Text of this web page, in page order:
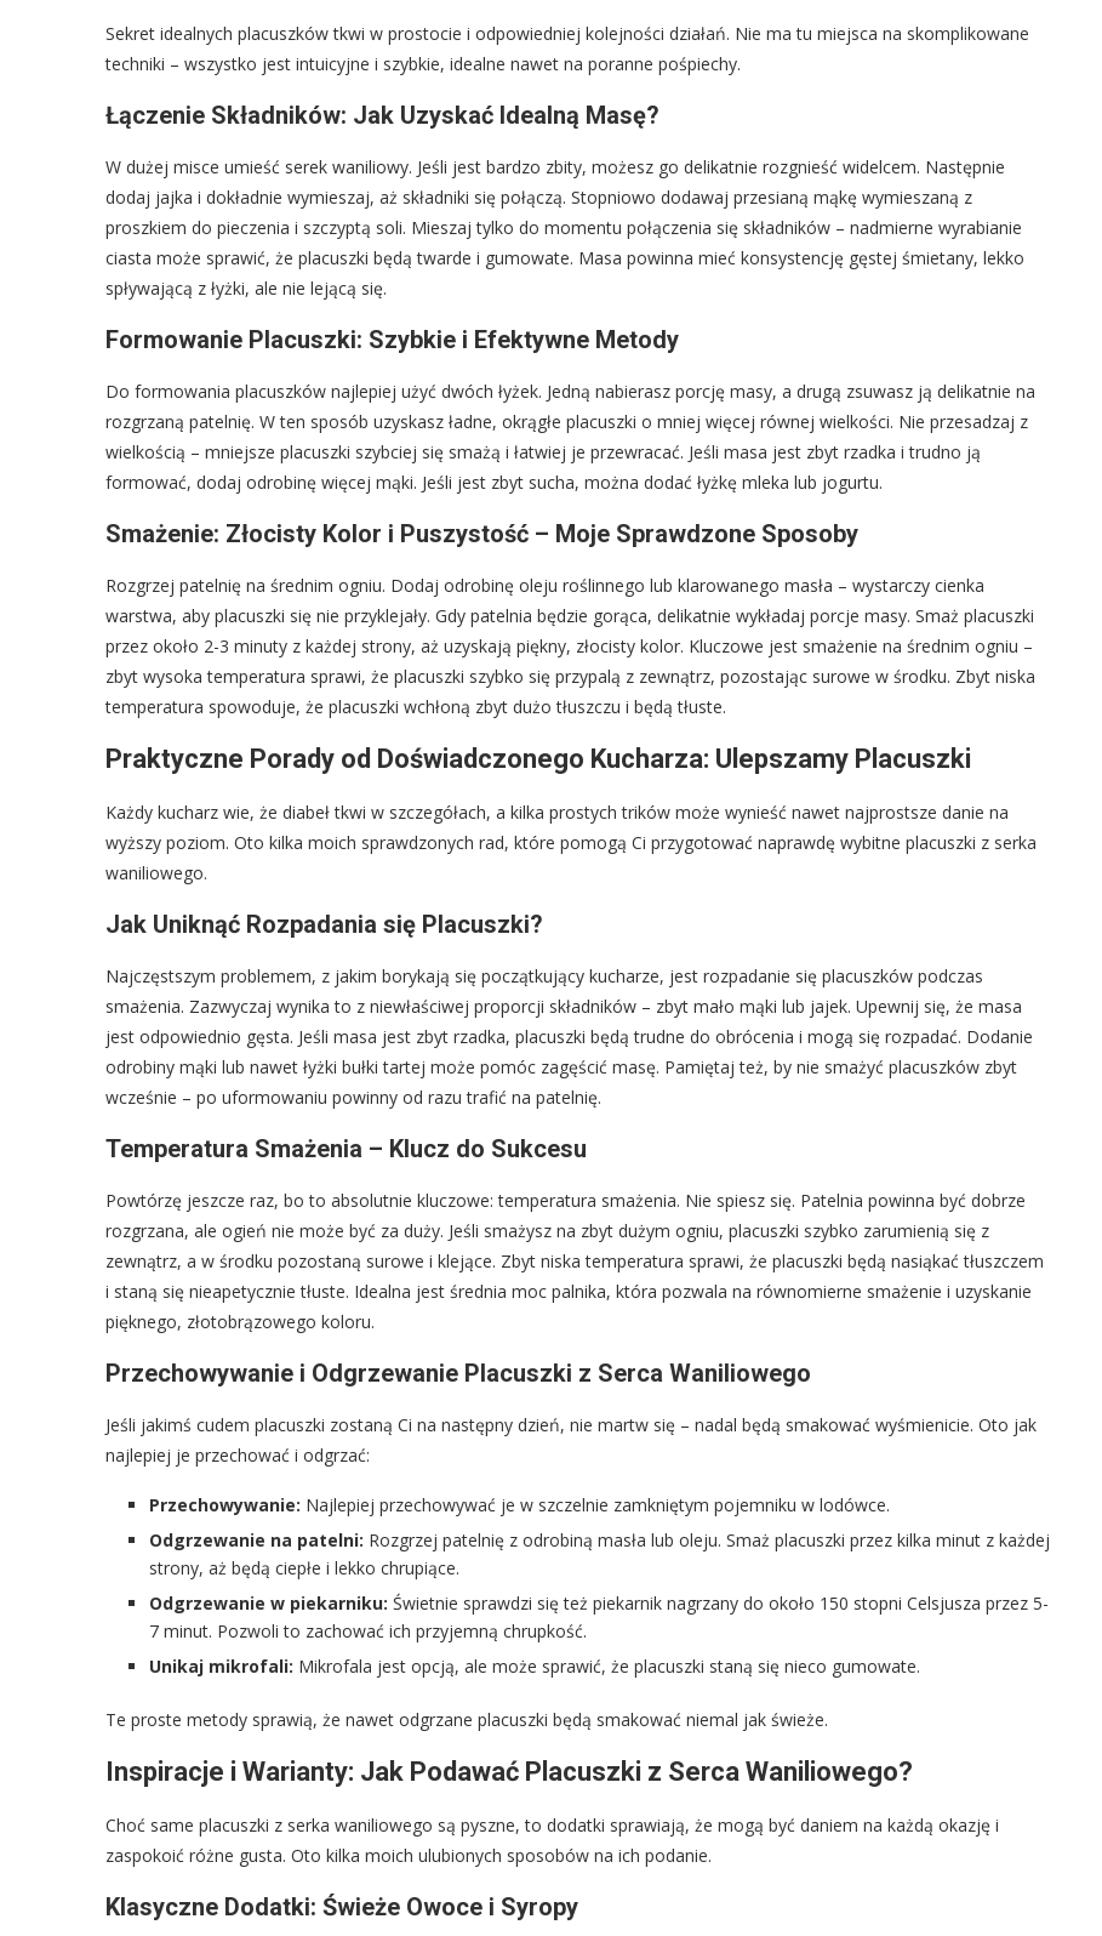
Sekret idealnych placuszków tkwi w prostocie i odpowiedniej kolejności działań. Nie ma tu miejsca na skomplikowane
techniki – wszystko jest intuicyjne i szybkie, idealne nawet na poranne pośpiechy.
Łączenie Składników: Jak Uzyskać Idealną Masę?
W dużej misce umieść serek waniliowy. Jeśli jest bardzo zbity, możesz go delikatnie rozgnieść widelcem. Następnie
dodaj jajka i dokładnie wymieszaj, aż składniki się połączą. Stopniowo dodawaj przesianą mąkę wymieszaną z
proszkiem do pieczenia i szczyptą soli. Mieszaj tylko do momentu połączenia się składników – nadmierne wyrabianie
ciasta może sprawić, że placuszki będą twarde i gumowate. Masa powinna mieć konsystencję gęstej śmietany, lekko
spływającą z łyżki, ale nie lejącą się.
Formowanie Placuszki: Szybkie i Efektywne Metody
Do formowania placuszków najlepiej użyć dwóch łyżek. Jedną nabierasz porcję masy, a drugą zsuwasz ją delikatnie na
rozgrzaną patelnię. W ten sposób uzyskasz ładne, okrągłe placuszki o mniej więcej równej wielkości. Nie przesadzaj z
wielkością – mniejsze placuszki szybciej się smażą i łatwiej je przewracać. Jeśli masa jest zbyt rzadka i trudno ją
formować, dodaj odrobinę więcej mąki. Jeśli jest zbyt sucha, można dodać łyżkę mleka lub jogurtu.
Smażenie: Złocisty Kolor i Puszystość – Moje Sprawdzone Sposoby
Rozgrzej patelnię na średnim ogniu. Dodaj odrobinę oleju roślinnego lub klarowanego masła – wystarczy cienka
warstwa, aby placuszki się nie przyklejały. Gdy patelnia będzie gorąca, delikatnie wykładaj porcje masy. Smaż placuszki
przez około 2-3 minuty z każdej strony, aż uzyskają piękny, złocisty kolor. Kluczowe jest smażenie na średnim ogniu –
zbyt wysoka temperatura sprawi, że placuszki szybko się przypalą z zewnątrz, pozostając surowe w środku. Zbyt niska
temperatura spowoduje, że placuszki wchłoną zbyt dużo tłuszczu i będą tłuste.
Praktyczne Porady od Doświadczonego Kucharza: Ulepszamy Placuszki
Każdy kucharz wie, że diabeł tkwi w szczegółach, a kilka prostych trików może wynieść nawet najprostsze danie na
wyższy poziom. Oto kilka moich sprawdzonych rad, które pomogą Ci przygotować naprawdę wybitne placuszki z serka
waniliowego.
Jak Uniknąć Rozpadania się Placuszki?
Najczęstszym problemem, z jakim borykają się początkujący kucharze, jest rozpadanie się placuszków podczas
smażenia. Zazwyczaj wynika to z niewłaściwej proporcji składników – zbyt mało mąki lub jajek. Upewnij się, że masa
jest odpowiednio gęsta. Jeśli masa jest zbyt rzadka, placuszki będą trudne do obrócenia i mogą się rozpadać. Dodanie
odrobiny mąki lub nawet łyżki bułki tartej może pomóc zagęścić masę. Pamiętaj też, by nie smażyć placuszków zbyt
wcześnie – po uformowaniu powinny od razu trafić na patelnię.
Temperatura Smażenia – Klucz do Sukcesu
Powtórzę jeszcze raz, bo to absolutnie kluczowe: temperatura smażenia. Nie spiesz się. Patelnia powinna być dobrze
rozgrzana, ale ogień nie może być za duży. Jeśli smażysz na zbyt dużym ogniu, placuszki szybko zarumienią się z
zewnątrz, a w środku pozostaną surowe i klejące. Zbyt niska temperatura sprawi, że placuszki będą nasiąkać tłuszczem
i staną się nieapetycznie tłuste. Idealna jest średnia moc palnika, która pozwala na równomierne smażenie i uzyskanie
pięknego, złotobrązowego koloru.
Przechowywanie i Odgrzewanie Placuszki z Serca Waniliowego
Jeśli jakimś cudem placuszki zostaną Ci na następny dzień, nie martw się – nadal będą smakować wyśmienicie. Oto jak
najlepiej je przechować i odgrzać:
Przechowywanie: Najlepiej przechowywać je w szczelnie zamkniętym pojemniku w lodówce.
Odgrzewanie na patelni: Rozgrzej patelnię z odrobiną masła lub oleju. Smaż placuszki przez kilka minut z każdej
strony, aż będą ciepłe i lekko chrupiące.
Odgrzewanie w piekarniku: Świetnie sprawdzi się też piekarnik nagrzany do około 150 stopni Celsjusza przez 5-
7 minut. Pozwoli to zachować ich przyjemną chrupkość.
Unikaj mikrofali: Mikrofala jest opcją, ale może sprawić, że placuszki staną się nieco gumowate.
Te proste metody sprawią, że nawet odgrzane placuszki będą smakować niemal jak świeże.
Inspiracje i Warianty: Jak Podawać Placuszki z Serca Waniliowego?
Choć same placuszki z serka waniliowego są pyszne, to dodatki sprawiają, że mogą być daniem na każdą okazję i
zaspokoić różne gusta. Oto kilka moich ulubionych sposobów na ich podanie.
Klasyczne Dodatki: Świeże Owoce i Syropy